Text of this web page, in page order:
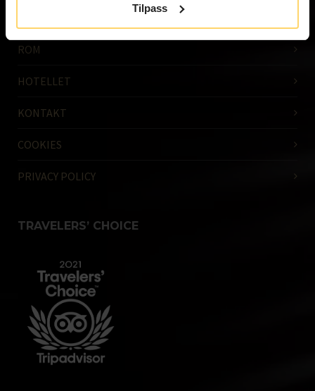
Tilpass
ROM
HOTELLET
KONTAKT
COOKIES
PRIVACY POLICY
TRAVELERS’ CHOICE